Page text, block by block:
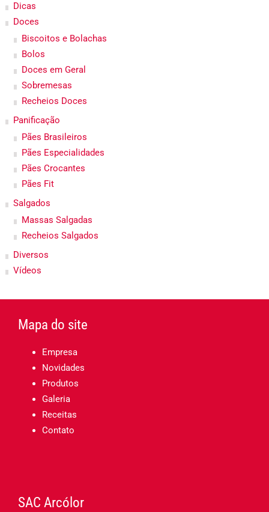
Dicas
Doces
Biscoitos e Bolachas
Bolos
Doces em Geral
Sobremesas
Recheios Doces
Panificação
Pães Brasileiros
Pães Especialidades
Pães Crocantes
Pães Fit
Salgados
Massas Salgadas
Recheios Salgados
Diversos
Vídeos
Mapa do site
Empresa
Novidades
Produtos
Galeria
Receitas
Contato
SAC Arcólor